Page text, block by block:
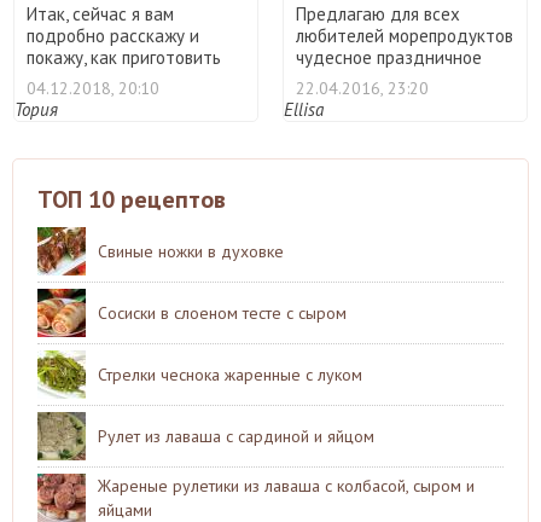
Итак, сейчас я вам
подробно расскажу и
покажу, как приготовить
залив ...
04.12.2018, 20:10
Тория
Предлагаю для всех
любителей морепродуктов
чудесное праздничное
блюд ...
22.04.2016, 23:20
Ellisa
ТОП 10 рецептов
Свиные ножки в духовке
Сосиски в слоеном тесте с сыром
Стрелки чеснока жаренные с луком
Рулет из лаваша с сардиной и яйцом
Жареные рулетики из лаваша с колбасой, сыром и
яйцами